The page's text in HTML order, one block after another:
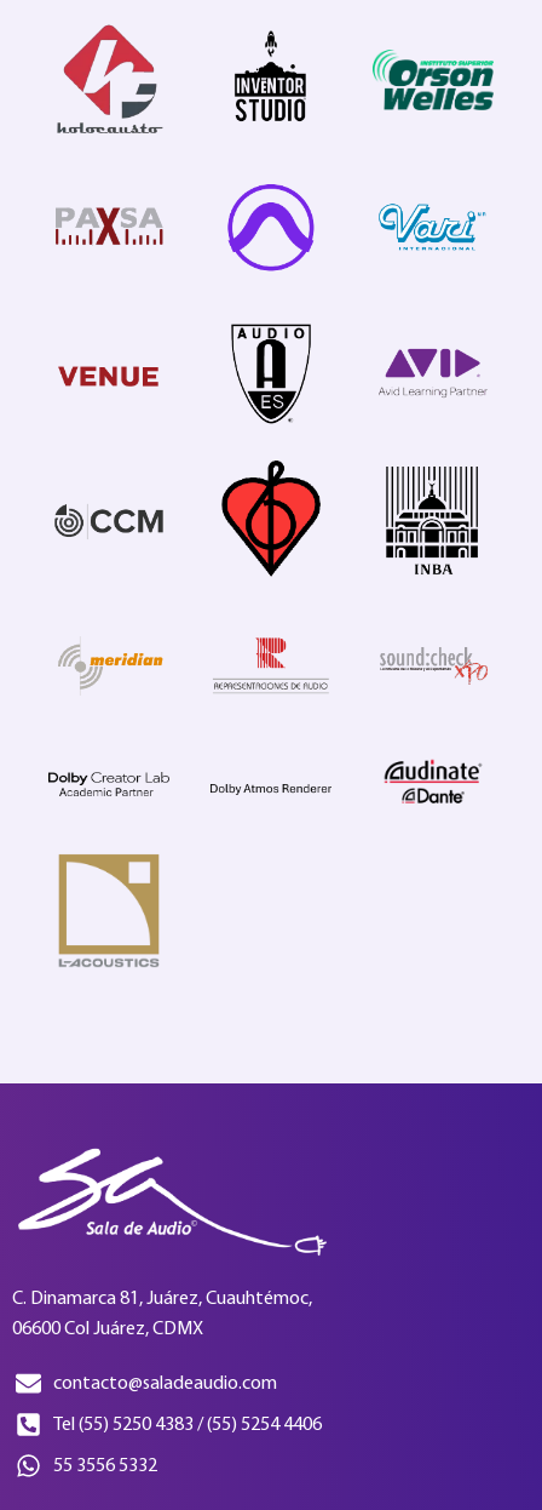
C. Dinamarca 81, Juárez, Cuauhtémoc,
06600 Col Juárez, CDMX
contacto@saladeaudio.com
Tel (55) 5250 4383 / (55) 5254 4406
55 3556 5332